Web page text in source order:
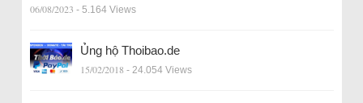
06/08/2023 - 5.164 Views
Ủng hộ Thoibao.de
15/02/2018 - 24.054 Views